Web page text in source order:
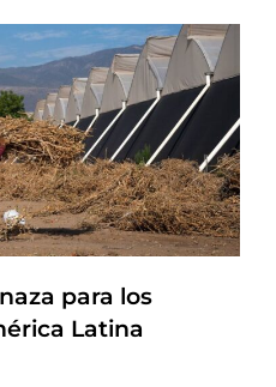
para los
Latina